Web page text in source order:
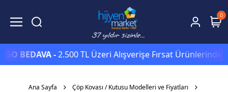
0
-2.500 TL Üzeri Alışverişe Fırsat Ürünlerinde
Ana Sayfa
Çöp Kovası / Kutusu Modelleri ve Fiyatları